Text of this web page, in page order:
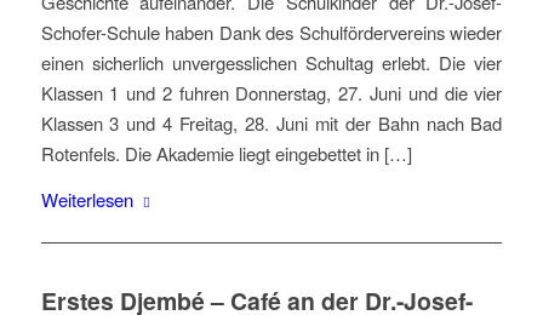
Schofer-Schule haben Dank des Schulfördervereins wieder
einen sicherlich unvergesslichen Schultag erlebt. Die vier
Klassen 1 und 2 fuhren Donnerstag, 27. Juni und die vier
Klassen 3 und 4 Freitag, 28. Juni mit der Bahn nach Bad
Rotenfels. Die Akademie liegt eingebettet in […]
Weiterlesen
Erstes Djembé – Café an der Dr.-Josef-